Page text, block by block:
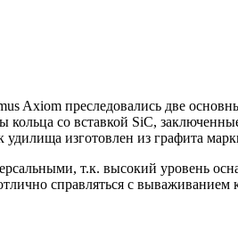
преследовались две
со вставкой SiC,
изготовлен из графита
т.к. высокий уровень
справляться с